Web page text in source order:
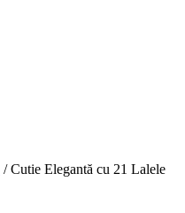
/ Cutie Elegantă cu 21 Lalele